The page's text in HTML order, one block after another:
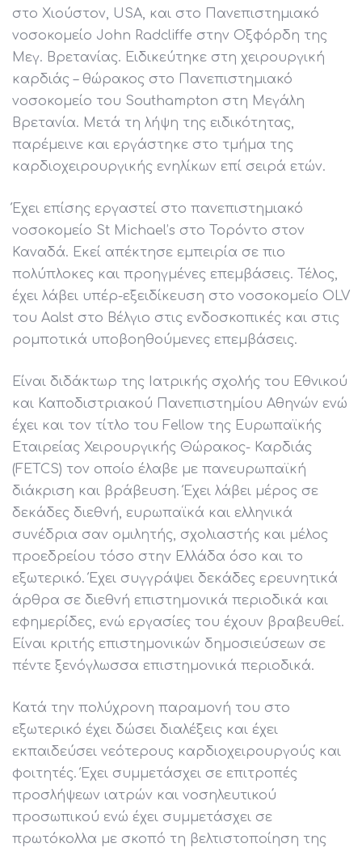
στο Χιούστον, USA, και στο Πανεπιστημιακό
νοσοκομείο John Radcliffe στην Οξφόρδη της
Μεγ. Βρετανίας. Ειδικεύτηκε στη χειρουργική
καρδιάς – θώρακος στο Πανεπιστημιακό
νοσοκομείο του Southampton στη Μεγάλη
Βρετανία. Μετά τη λήψη της ειδικότητας,
παρέμεινε και εργάστηκε στο τμήμα της
καρδιοχειρουργικής ενηλίκων επί σειρά ετών.
Έχει επίσης εργαστεί στο πανεπιστημιακό
νοσοκομείο St Michael’s στο Τορόντο στον
Καναδά. Εκεί απέκτησε εμπειρία σε πιο
πολύπλοκες και προηγμένες επεμβάσεις. Τέλος,
έχει λάβει υπέρ-εξειδίκευση στο νοσοκομείο OLV
του Aalst στο Βέλγιο στις ενδοσκοπικές και στις
ρομποτικά υποβοηθούμενες επεμβάσεις.
Είναι διδάκτωρ της Ιατρικής σχολής του Εθνικού
και Καποδιστριακού Πανεπιστημίου Αθηνών ενώ
έχει και τον τίτλο του Fellow της Ευρωπαϊκής
Εταιρείας Χειρουργικής Θώρακος- Καρδιάς
(FETCS) τον οποίο έλαβε με πανευρωπαϊκή
διάκριση και βράβευση. Έχει λάβει μέρος σε
δεκάδες διεθνή, ευρωπαϊκά και ελληνικά
συνέδρια σαν ομιλητής, σχολιαστής και μέλος
προεδρείου τόσο στην Ελλάδα όσο και το
εξωτερικό. Έχει συγγράψει δεκάδες ερευνητικά
άρθρα σε διεθνή επιστημονικά περιοδικά και
εφημερίδες, ενώ εργασίες του έχουν βραβευθεί.
Είναι κριτής επιστημονικών δημοσιεύσεων σε
πέντε ξενόγλωσσα επιστημονικά περιοδικά.
Κατά την πολύχρονη παραμονή του στο
εξωτερικό έχει δώσει διαλέξεις και έχει
εκπαιδεύσει νεότερους καρδιοχειρουργούς και
φοιτητές. Έχει συμμετάσχει σε επιτροπές
προσλήψεων ιατρών και νοσηλευτικού
προσωπικού ενώ έχει συμμετάσχει σε
πρωτόκολλα με σκοπό τη βελτιστοποίηση της